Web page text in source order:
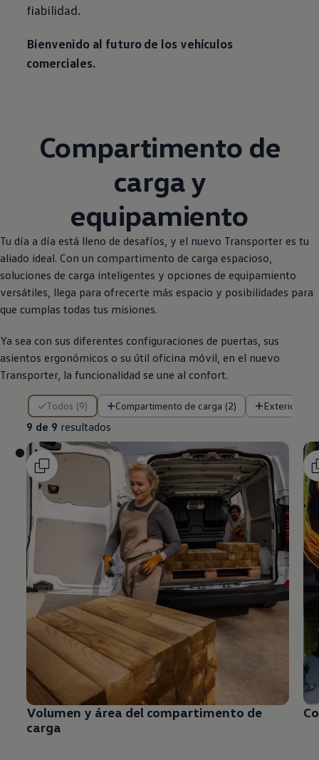
fiabilidad.
Bienvenido al futuro de los vehículos
comerciales.
Compartimento de
carga y
equipamiento
Tu día a día está lleno de desafíos, y el nuevo Transporter es tu
aliado ideal. Con un compartimento de carga espacioso,
soluciones de carga inteligentes y opciones de equipamiento
versátiles, llega para ofrecerte más espacio y posibilidades para
que cumplas todas tus misiones.
Ya sea con sus diferentes configuraciones de puertas, sus
asientos ergonómicos o su útil oficina móvil, en el nuevo
Transporter, la funcionalidad se une al confort.
Todos (9) Compartimento de carga (2) Exterior (5)
9 de 9 resultados
9 de 9 resultados
Volumen y área del compartimento de
carga